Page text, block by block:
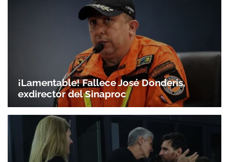
¡Lamentable! Fallece José Donderis,
exdirector del Sinaproc